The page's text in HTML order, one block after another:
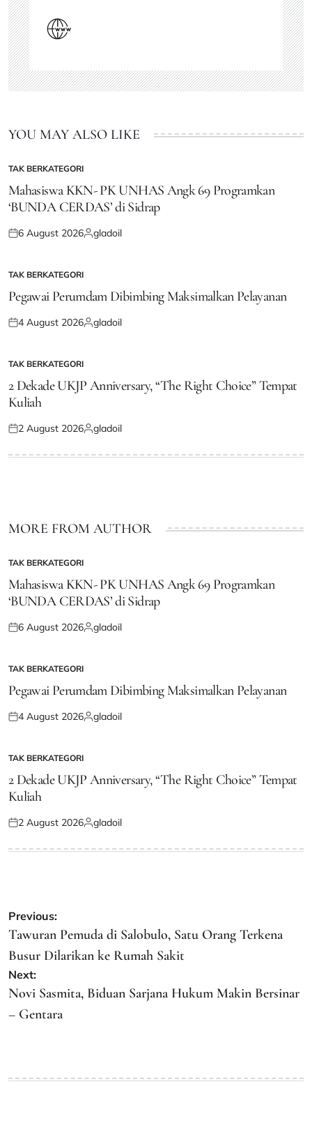
YOU MAY ALSO LIKE
POSTED
IN
TAK BERKATEGORI
Mahasiswa KKN- PK UNHAS Angk 69 Programkan
‘BUNDA CERDAS’ di Sidrap
Posted
6 August 2026Posted
gladoil
POSTED
IN
TAK BERKATEGORI
Pegawai Perumdam Dibimbing Maksimalkan Pelayanan
Posted
4 August 2026Posted
gladoil
POSTED
TAK BERKATEGORI
2 Dekade UKJP Anniversary, “The Right Choice” Tempat
Kuliah
Posted
2 August 2026Posted
gladoil
MORE FROM AUTHOR
POSTED
IN
TAK BERKATEGORI
Mahasiswa KKN- PK UNHAS Angk 69 Programkan
‘BUNDA CERDAS’ di Sidrap
Posted
6 August 2026Posted
gladoil
POSTED
IN
TAK BERKATEGORI
Pegawai Perumdam Dibimbing Maksimalkan Pelayanan
Posted
4 August 2026Posted
gladoil
POSTED
TAK BERKATEGORI
2 Dekade UKJP Anniversary, “The Right Choice” Tempat
Kuliah
Posted
2 August 2026Posted
gladoil
Post
navigation
Previous:
Tawuran Pemuda di Salobulo, Satu Orang Terkena
Busur Dilarikan ke Rumah Sakit
Next:
Novi Sasmita, Biduan Sarjana Hukum Makin Bersinar
– Gentara